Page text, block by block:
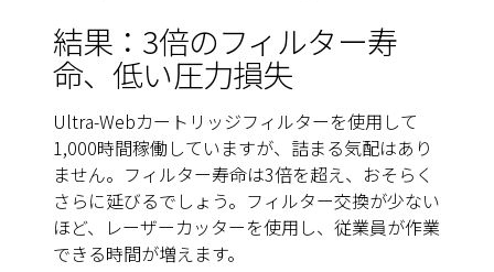
結果：3倍のフィルター寿
命、低い圧力損失
Ultra-Webカートリッジフィルターを使用して
1,000時間稼働していますが、詰まる気配はあり
ません。フィルター寿命は3倍を超え、おそらく
さらに延びるでしょう。フィルター交換が少ない
ほど、レーザーカッターを使用し、従業員が作業
できる時間が増えます。